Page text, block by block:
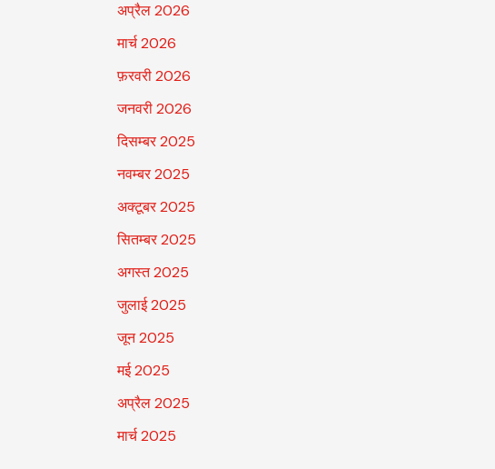
अप्रैल 2026
मार्च 2026
फ़रवरी 2026
जनवरी 2026
दिसम्बर 2025
नवम्बर 2025
अक्टूबर 2025
सितम्बर 2025
अगस्त 2025
जुलाई 2025
जून 2025
मई 2025
अप्रैल 2025
मार्च 2025